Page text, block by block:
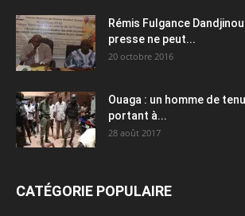
Rémis Fulgance
presse ne peut...
20 octobre 2016
Ouaga : un homme de
portant à...
28 août 2017
CATÉGORIE POPULAIRE